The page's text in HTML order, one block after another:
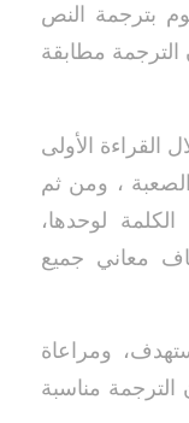
بترجمة النص
مطابقة
القراءة الأولى
، ومن ثم
لوحدها،
معاني جميع
ومراعاة
الترجمة مناسبة